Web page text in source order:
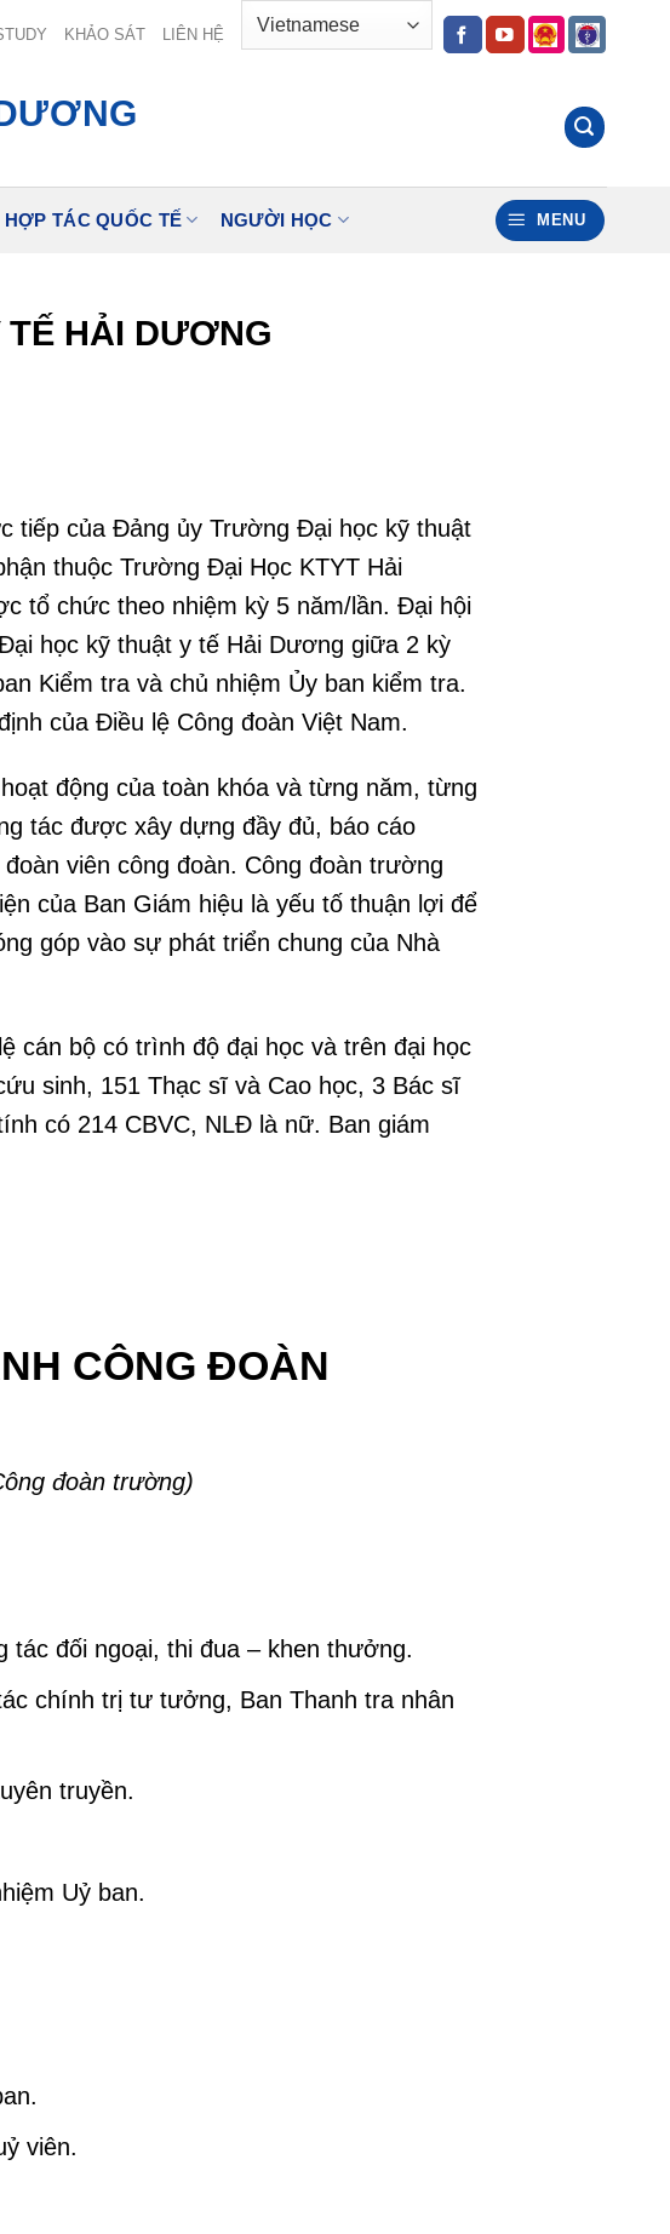
KHẢO SÁT LIÊN HỆ
HỢP TÁC QUỐC TẾ NGƯỜI HỌC MENU
HẢI DƯƠNG
tiếp của Đảng ủy Trường Đại học kỹ thuật
thuộc Trường Đại Học KTYT Hải
tổ chức theo nhiệm kỳ 5 năm/lần. Đại hội
học kỹ thuật y tế Hải Dương giữa 2 kỳ
Kiểm tra và chủ nhiệm Ủy ban kiểm tra.
của Điều lệ Công đoàn Việt Nam.
động của toàn khóa và từng năm, từng
tác được xây dựng đầy đủ, báo cáo
viên công đoàn. Công đoàn trường
của Ban Giám hiệu là yếu tố thuận lợi để
góp vào sự phát triển chung của Nhà
cán bộ có trình độ đại học và trên đại học
sinh, 151 Thạc sĩ và Cao học, 3 Bác sĩ
có 214 CBVC, NLĐ là nữ. Ban giám
CÔNG ĐOÀN
đoàn trường)
đối ngoại, thi đua – khen thưởng.
chính trị tư tưởng, Ban Thanh tra nhân
truyền.
Uỷ ban.
viên.